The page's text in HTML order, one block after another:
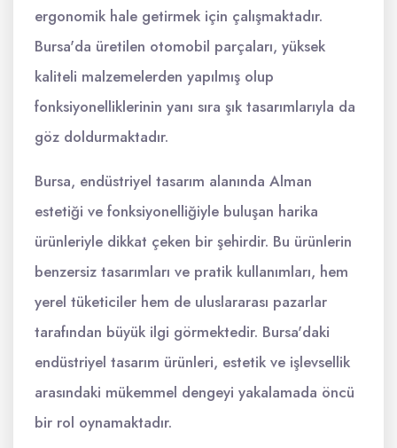
ergonomik hale getirmek için çalışmaktadır.
Bursa'da üretilen otomobil parçaları, yüksek
kaliteli malzemelerden yapılmış olup
fonksiyonelliklerinin yanı sıra şık tasarımlarıyla da
göz doldurmaktadır.
Bursa, endüstriyel tasarım alanında Alman
estetiği ve fonksiyonelliğiyle buluşan harika
ürünleriyle dikkat çeken bir şehirdir. Bu ürünlerin
benzersiz tasarımları ve pratik kullanımları, hem
yerel tüketiciler hem de uluslararası pazarlar
tarafından büyük ilgi görmektedir. Bursa'daki
endüstriyel tasarım ürünleri, estetik ve işlevsellik
arasındaki mükemmel dengeyi yakalamada öncü
bir rol oynamaktadır.